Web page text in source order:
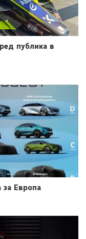
публика в
Европа